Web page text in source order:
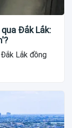
Đắk Lắk:
Lắk đồng